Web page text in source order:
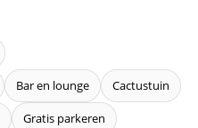
Bar en lounge Cactustuin
Gratis parkeren